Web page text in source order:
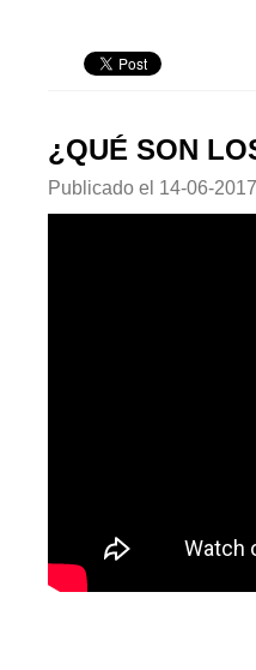
¿QUÉ SON
Publicado el 14-06-2017